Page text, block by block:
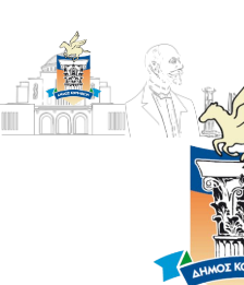
ΔΗΜΟΣ
ΚΟΡΙΝΘΙΩΝ